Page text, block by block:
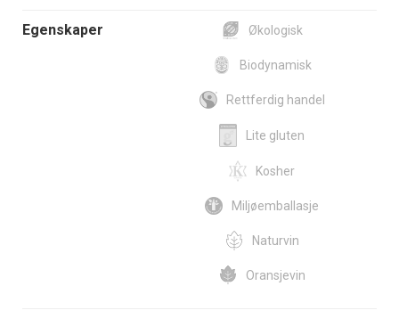
Egenskaper Økologisk
Biodynamisk
Rettferdig handel
Lite gluten
Kosher
Miljøemballasje
Naturvin
Oransjevin